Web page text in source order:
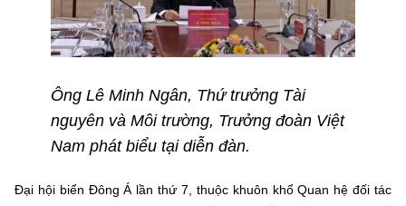
©2026 Bản quyền thuộc Bộ Khoa Học và Công Nghệ
(Ghi rõ nguồn "https://mst.gov.vn" khi phát hành lại thông tin từ
website này)
Ông Lê Minh Ngân, Thứ trưởng Tài
nguyên và Môi trường, Trưởng đoàn Việt
Nam phát biểu tại diễn đàn.
Đại hội biển Đông Á lần thứ 7, thuộc khuôn khổ Quan hệ đối tác